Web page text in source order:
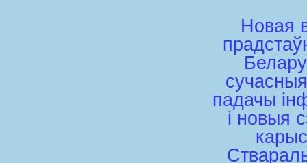
Новая
падачы
і новыя